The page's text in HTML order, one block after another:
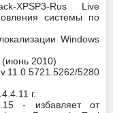
XPSP3-Rus Live
системы по
Windows
(июнь 2010)
5280
г.
- избавляет от